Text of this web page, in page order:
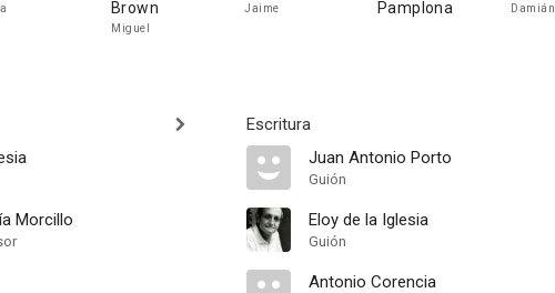
Brown
Miguel
Jaime
Pamplona
Damián
Morcillo
Escritura
Juan Antonio Porto
Guión
Eloy de la Iglesia
Guión
Antonio Corencia